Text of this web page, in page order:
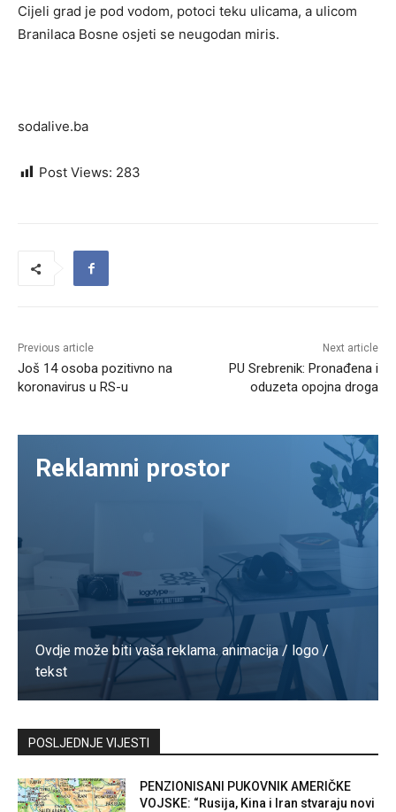
Cijeli grad je pod vodom, potoci teku ulicama, a ulicom
Branilaca Bosne osjeti se neugodan miris.
sodalive.ba
Post Views: 283
Previous article
Još 14 osoba pozitivno na
koronavirus u RS-u
Next article
PU Srebrenik: Pronađena i
oduzeta opojna droga
Reklamni prostor
Ovdje može biti vaša reklama. animacija / logo /
tekst
Kontaktirajte nas
POSLJEDNJE VIJESTI
PENZIONISANI PUKOVNIK AMERIČKE
VOJSKE: “Rusija, Kina i Iran stvaraju novi